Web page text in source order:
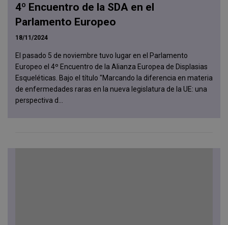
4º Encuentro de la SDA en el
Parlamento Europeo
18/11/2024
El pasado 5 de noviembre tuvo lugar en el Parlamento
Europeo el 4º Encuentro de la Alianza Europea de Displasias
Esqueléticas. Bajo el título "Marcando la diferencia en materia
de enfermedades raras en la nueva legislatura de la UE: una
perspectiva d...